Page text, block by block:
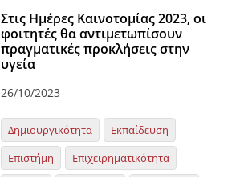
Στις Ημέρες Καινοτομίας 2023, οι
φοιτητές θα αντιμετωπίσουν
πραγματικές προκλήσεις στην
υγεία
26/10/2023
Δημιουργικότητα
Εκπαίδευση
Επιστήμη
Επιχειρηματικότητα